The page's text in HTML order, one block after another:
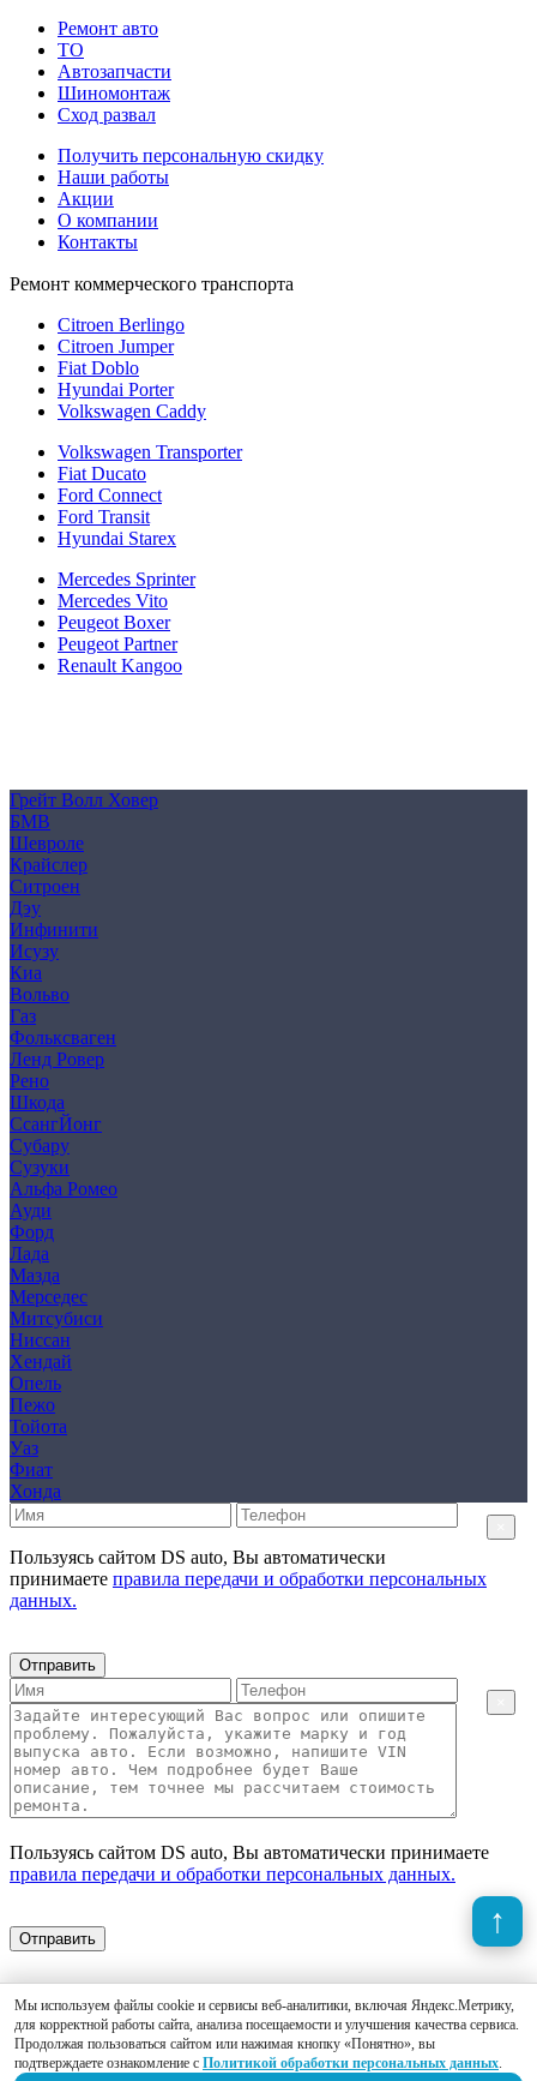
Ремонт авто
TO
Автозапчасти
Шиномонтаж
Сход развал
Получить персональную скидку
Наши работы
Акции
О компании
Контакты
Ремонт коммерческого транспорта
Citroen Berlingo
Citroen Jumper
Fiat Doblo
Hyundai Porter
Volkswagen Caddy
Volkswagen Transporter
Fiat Ducato
Ford Connect
Ford Transit
Hyundai Starex
Mercedes Sprinter
Mercedes Vito
Peugeot Boxer
Peugeot Partner
Renault Kangoo
Грейт Волл Ховер
БМВ
Шевроле
Крайслер
Ситроен
Дэу
Инфинити
Исузу
Киа
Вольво
Газ
Фольксваген
Ленд Ровер
Рено
Шкода
СсангЙонг
Субару
Сузуки
Альфа Ромео
Ауди
Форд
Лада
Мазда
Мерседес
Митсубиси
Ниссан
Хендай
Опель
Пежо
Тойота
Уаз
Фиат
Хонда
Мы используем файлы cookie и сервисы веб-аналитики, включая Яндекс.Метрику,
для корректной работы сайта, анализа посещаемости и улучшения качества сервиса.
Продолжая пользоваться сайтом или нажимая кнопку «Понятно», вы
подтверждаете ознакомление с Политикой обработки персональных данных.
Пользуясь сайтом DS auto, Вы автоматически
принимаете правила передачи и обработки персональных
данных.
Отправить
Пользуясь сайтом DS auto, Вы автоматически принимаете
правила передачи и обработки персональных данных.
Отправить